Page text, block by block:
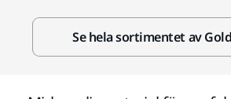
Se hela sortimentet av